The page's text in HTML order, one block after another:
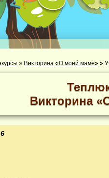
» Викторина «О моей маме» »
Викторина